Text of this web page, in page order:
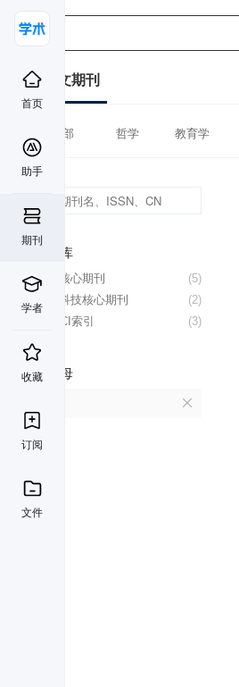
首页
助手
期刊
学者
收藏
订阅
文件
中文期刊
全部 哲学 教育学
数据库
(5)
北大核心期刊
(2)
中国科技核心期刊
(3)
CSSCI索引
首字母